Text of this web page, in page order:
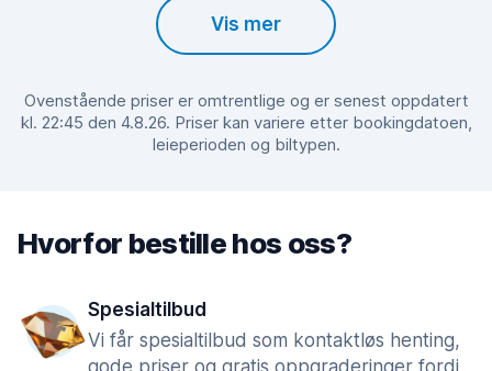
Vis mer
Ovenstående priser er omtrentlige og er senest oppdatert
kl. 22:45 den 4.8.26. Priser kan variere etter bookingdatoen,
leieperioden og biltypen.
Hvorfor bestille hos oss?
Spesialtilbud
Vi får spesialtilbud som kontaktløs henting,
gode priser og gratis oppgraderinger fordi